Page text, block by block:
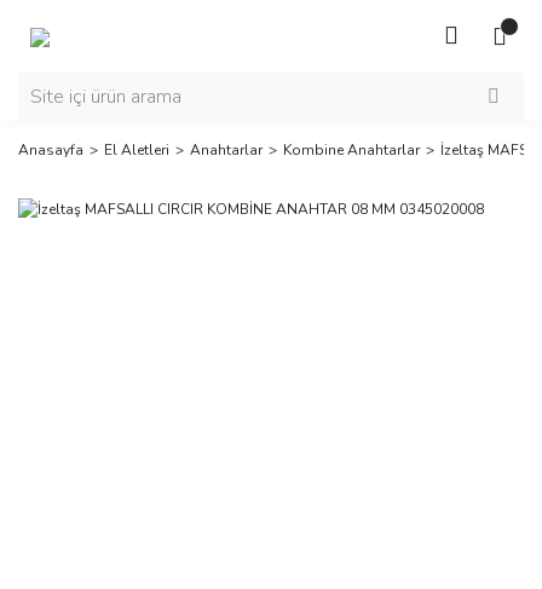
Anasayfa El Aletleri Anahtarlar Kombine Anahtarlar İzeltaş